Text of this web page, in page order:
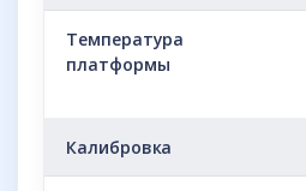
Температура
платформы
Калибровка